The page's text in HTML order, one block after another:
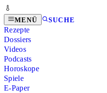
MENÜ SUCHE
Rezepte
Dossiers
Videos
Podcasts
Horoskope
Spiele
E-Paper